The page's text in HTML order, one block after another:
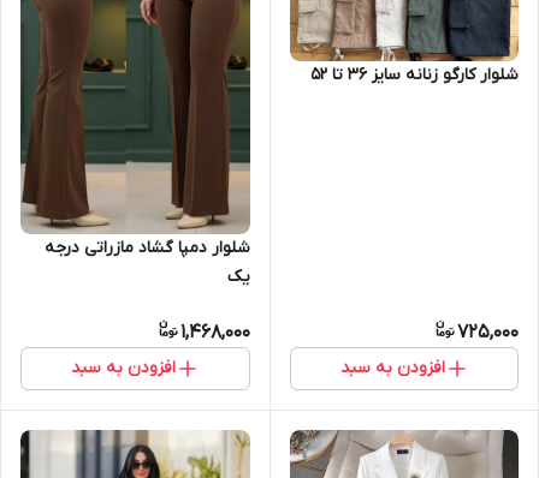
شلوار کارگو زنانه سایز ۳۶ تا ۵۲
725,000
افزودن به سبد
شلوار دمپا گشاد مازراتی درجه
یک
1,468,000
افزودن به سبد